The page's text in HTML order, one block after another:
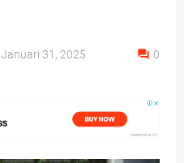
Januari 31, 2025 0